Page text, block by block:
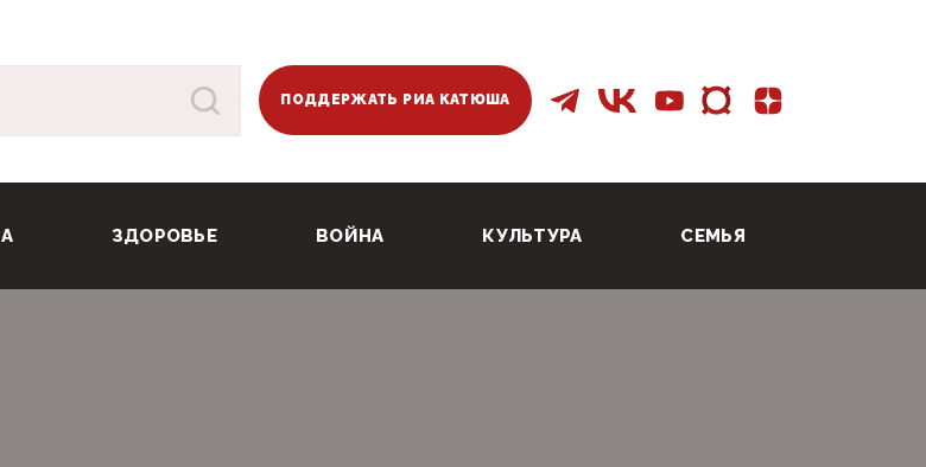
ПОДДЕРЖАТЬ РИА КАТЮША
ЗДОРОВЬЕ ВОЙНА КУЛЬТУРА СЕМЬЯ